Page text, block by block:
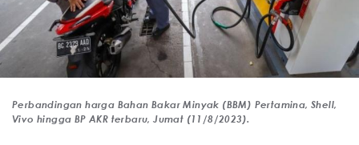
Perbandingan harga Bahan Bakar Minyak (BBM) Pertamina, Shell,
Vivo hingga BP AKR terbaru, Jumat (11/8/2023).